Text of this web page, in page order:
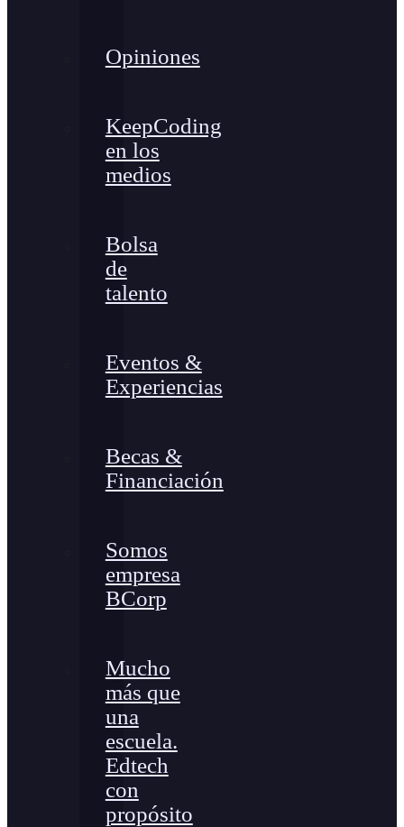
Opiniones
KeepCoding
en los
medios
Bolsa
de
talento
Eventos &
Experiencias
Becas &
Financiación
Somos
empresa
BCorp
Mucho
más que
una
escuela.
Edtech
con
propósito